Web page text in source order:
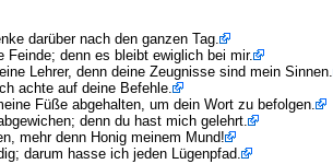
darüber nach den ganzen Tag.
denn es bleibt ewiglich bei mir.
Lehrer, denn deine Zeugnisse sind mein Sinnen.
achte auf deine Befehle.
Füße abgehalten, um dein Wort zu befolgen.
denn du hast mich gelehrt.
mehr denn Honig meinem Mund!
darum hasse ich jeden Lügenpfad.